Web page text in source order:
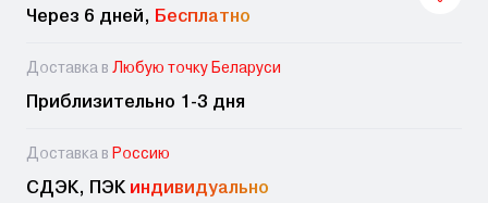
Через 6 дней, Бесплатно
Доставка в Любую точку Беларуси
Приблизительно 1-3 дня
Доставка в Россию
СДЭК, ПЭК индивидуально